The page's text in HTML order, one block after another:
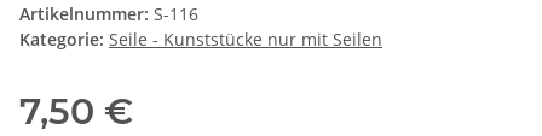
Artikelnummer: S-116
Kategorie: Seile - Kunststücke nur mit Seilen
7,50 €